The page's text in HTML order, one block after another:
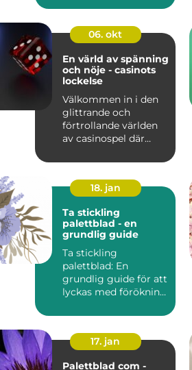
06. okt
En värld av spänning
och nöje - casinots
lockelse
Välkommen in i den
glittrande och
förtrollande världen
av casinospel där
18. jan
Ta stickling
palettblad - en
grundlig guide
Ta stickling
palettblad: En
grundlig guide för att
lyckas med förökning
av väx...
17. jan
Palettblad com -